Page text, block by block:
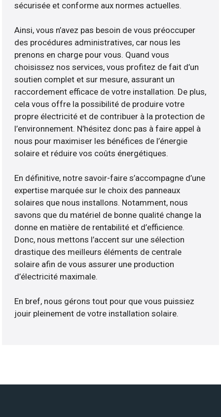
sécurisée et conforme aux normes actuelles.
Ainsi, vous n’avez pas besoin de vous préoccuper
des procédures administratives, car nous les
prenons en charge pour vous. Quand vous
choisissez nos services, vous profitez de fait d’un
soutien complet et sur mesure, assurant un
raccordement efficace de votre installation. De plus,
cela vous offre la possibilité de produire votre
propre électricité et de contribuer à la protection de
l’environnement. N’hésitez donc pas à faire appel à
nous pour maximiser les bénéfices de l’énergie
solaire et réduire vos coûts énergétiques.
En définitive, notre savoir-faire s’accompagne d’une
expertise marquée sur le choix des panneaux
solaires que nous installons. Notamment, nous
savons que du matériel de bonne qualité change la
donne en matière de rentabilité et d’efficience.
Donc, nous mettons l’accent sur une sélection
drastique des meilleurs éléments de centrale
solaire afin de vous assurer une production
d’électricité maximale.
En bref, nous gérons tout pour que vous puissiez
jouir pleinement de votre installation solaire.